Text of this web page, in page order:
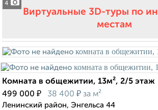
4
Виртуальные 3D-туры по
местам
Комната в общежитии, 13м², 2/5 этаж
499 000 ₽ 38 400 ₽ за м²
Ленинский район, Энгельса 44